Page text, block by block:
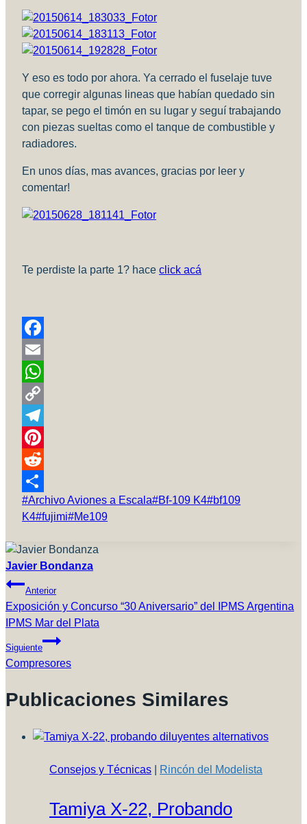
Y eso es todo por ahora. Ya cerrado el fuselaje tuve
que corregir algunas lineas que habían quedado sin
tapar, se pego el timón en su lugar y seguí trabajando
con piezas sueltas como el tanque de combustible y
radiadores.
En unos días, mas avances, gracias por leer y
comentar!
Te perdiste la parte 1? hace click acá
Facebook
Email
WhatsApp
Copy
Link
Telegram
Pinterest
Reddit
Compartir
Etiquetas
de
entrada:
#Archivo Aviones a Escala#Bf-109 K4#bf109
K4#fujimi#Me109
Javier Bondanza
Navegación
De
Entradas
Anterior
Exposición y Concurso “30 Aniversario” del IPMS Argentina
IPMS Mar del Plata
Siguiente
Compresores
Publicaciones Similares
Consejos y Técnicas Rincón del Modelista
Tamiya X-22, Probando